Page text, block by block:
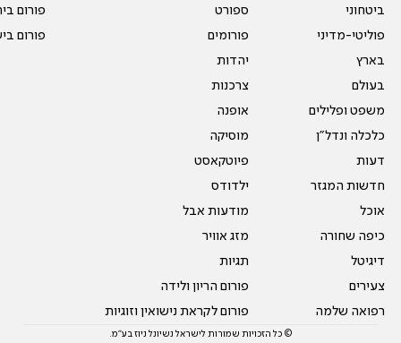
ביטחוני
פוליטי-מדיני
בארץ
בעולם
משפט ופלילים
כלכלה ונדל"ן
דעות
חדשות המגזר
אוכל
כיפה שחורה
דיגיטל
צעירים
רפואה שלמה
ספורט
פורומים
יהדות
צרכנות
אופנה
מוסיקה
פיוטקאסט
ילדודס
מודעות אבל
מזג אוויר
תגיות
פורום הריון ולידה
פורום לקראת נישואין וזוגיות
פורום
פורום
© כל הזכויות שמורות לישראל נשיונל ניוז בע"מ.